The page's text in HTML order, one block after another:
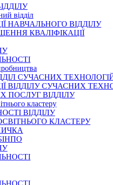
вiддiл
НАВЧАЛЬНОГО ВІДДІЛУ
КВАЛІФІКАЦІЇ
СУЧАСНИХ
ВІДДІЛУ СУЧАСНИХ
ПОСЛУГ ВІДДІЛУ
кластеру
ВІДДІЛУ
КЛАСТЕРУ